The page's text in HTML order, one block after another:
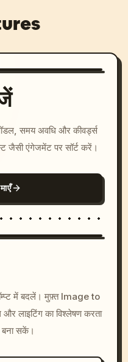
समय अवधि और कीवर्ड्स
जैसी एंगेजमेंट पर सॉर्ट करें।
c, cyberpunk sunset, neon
colors, 8k --v 6.0
में बदलें। मुफ़्त Image to
लाइटिंग का विश्लेषण करता
बना सकें।